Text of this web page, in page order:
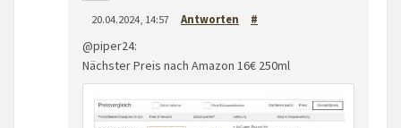
20.04.2024, 14:57 Antworten #
@piper24:
Nächster Preis nach Amazon 16€ 250ml